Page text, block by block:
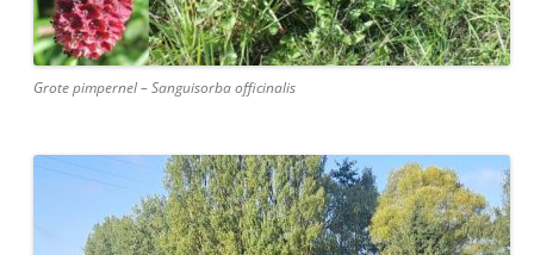
Grote pimpernel – Sanguisorba officinalis